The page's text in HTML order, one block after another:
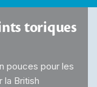
toriques
pouces pour les
la British